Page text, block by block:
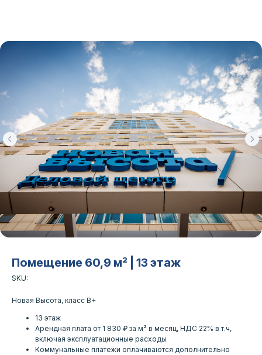
Помещение 60,9 м² | 13 этаж
SKU:
Новая Высота, класс B+
13 этаж
Арендная плата от 1 830 ₽ за м² в месяц, НДС 22% в т.ч,
включая эксплуатационные расходы
Коммунальные платежи оплачиваются дополнительно